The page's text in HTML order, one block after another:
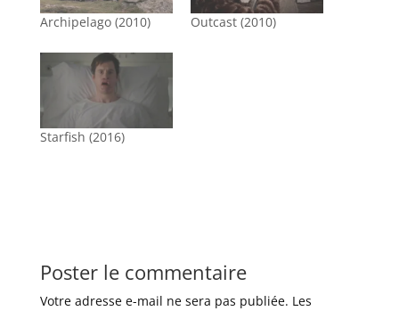
Archipelago (2010) Outcast (2010)
Starfish (2016)
Poster le commentaire
Votre adresse e-mail ne sera pas publiée. Les